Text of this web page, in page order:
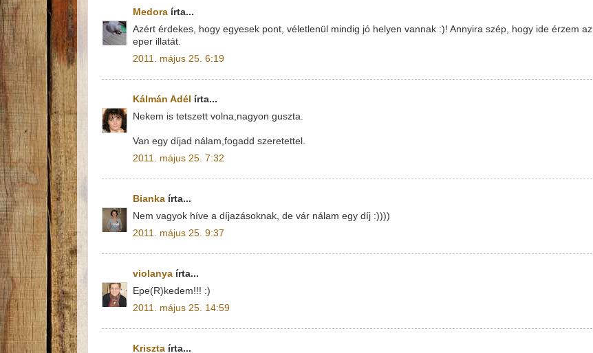
Medora írta...
Azért érdekes, hogy egyesek pont, véletlenül mindig jó helyen vannak :)! Annyira szép, hogy ide érzem az
eper illatát.
2011. május 25. 6:19
Kálmán Adél írta...
Nekem is tetszett volna,nagyon guszta.
Van egy díjad nálam,fogadd szeretettel.
2011. május 25. 7:32
Bianka írta...
Nem vagyok híve a díjazásoknak, de vár nálam egy díj :))))
2011. május 25. 9:37
violanya írta...
Epe(R)kedem!!! :)
2011. május 25. 14:59
Kriszta írta...